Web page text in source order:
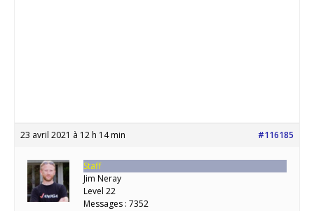
23 avril 2021 à 12 h 14 min #116185
Staff
Jim Neray
Level 22
Messages : 7352